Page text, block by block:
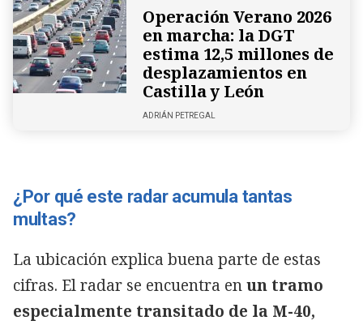
Operación Verano 2026
en marcha: la DGT
estima 12,5 millones de
desplazamientos en
Castilla y León
ADRIÁN PETREGAL
¿Por qué este radar acumula tantas
multas?
La ubicación explica buena parte de estas
cifras. El radar se encuentra enun tramo
especialmente transitado de la M-40,